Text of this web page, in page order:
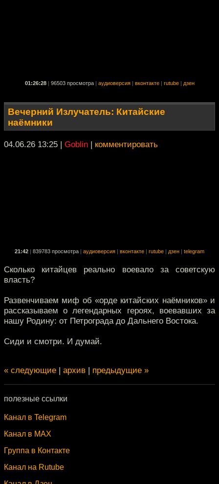
01:26:28 | 96503 просмотра | аудиоверсия | вконтакте | rutube | дзен
Вечерний Излучатель: Китайские
наёмники
04.06.26 13:25 | Goblin | комментировать
21:42 | 839783 просмотра | аудиоверсия | вконтакте | rutube | дзен | telegram
Сколько китайцев реально воевало за советскую
власть?
Развенчиваем миф об «орде китайских наёмников» и
рассказываем о легендарных героях, воевавших за
нашу Родину: от Петрограда до Дальнего Востока.
Сиди и смотри. И думай.
« следующие | архив | предыдущие »
полезные ссылки
Канал в Telegram
Канал в MAX
Группа в Контакте
Канал на Rutube